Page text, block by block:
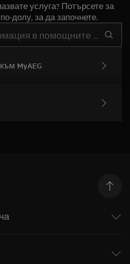
услуга? Потърсете за
долу, за да започнете.
MyAEG